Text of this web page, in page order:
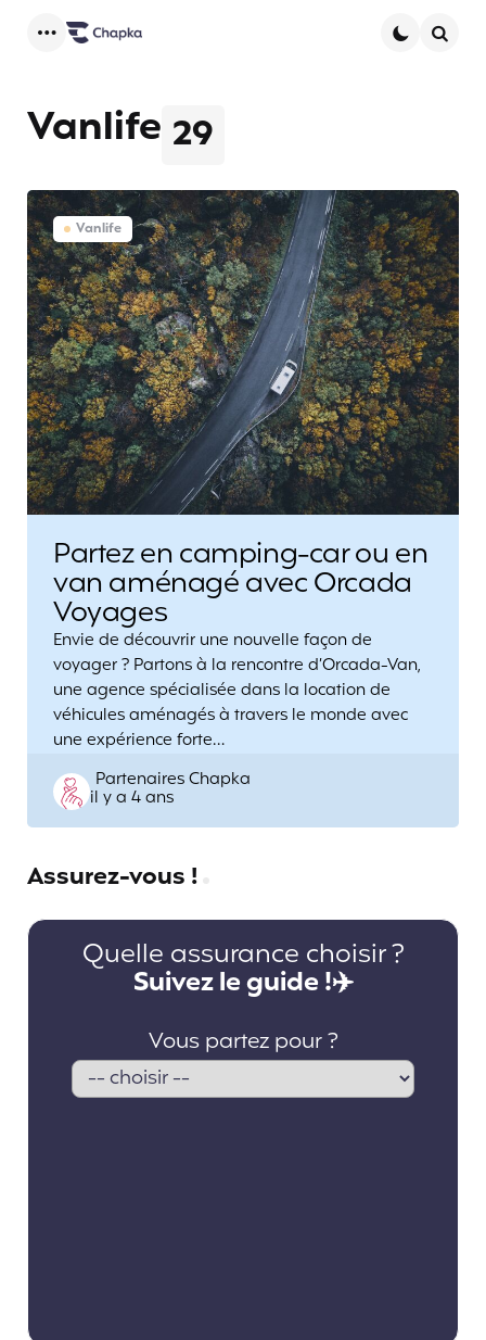
29
Vanlife
Vanlife
Partez en camping-car ou en
van aménagé avec Orcada
Voyages
Envie de découvrir une nouvelle façon de
voyager ? Partons à la rencontre d’Orcada-Van,
une agence spécialisée dans la location de
véhicules aménagés à travers le monde avec
une expérience forte…
Posted
by
Partenaires Chapka
il y a 4 ans
Assurez-vous !